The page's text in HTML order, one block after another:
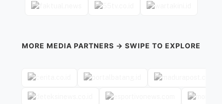
MORE MEDIA PARTNERS → SWIPE TO EXPLORE